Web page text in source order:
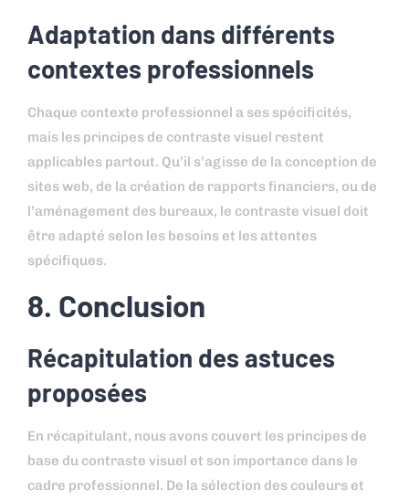
Adaptation dans différents
contextes professionnels
Chaque contexte professionnel a ses spécificités,
mais les principes de contraste visuel restent
applicables partout. Qu’il s’agisse de la conception de
sites web, de la création de rapports financiers, ou de
l’aménagement des bureaux, le contraste visuel doit
être adapté selon les besoins et les attentes
spécifiques.
8. Conclusion
Récapitulation des astuces
proposées
En récapitulant, nous avons couvert les principes de
base du contraste visuel et son importance dans le
cadre professionnel. De la sélection des couleurs et